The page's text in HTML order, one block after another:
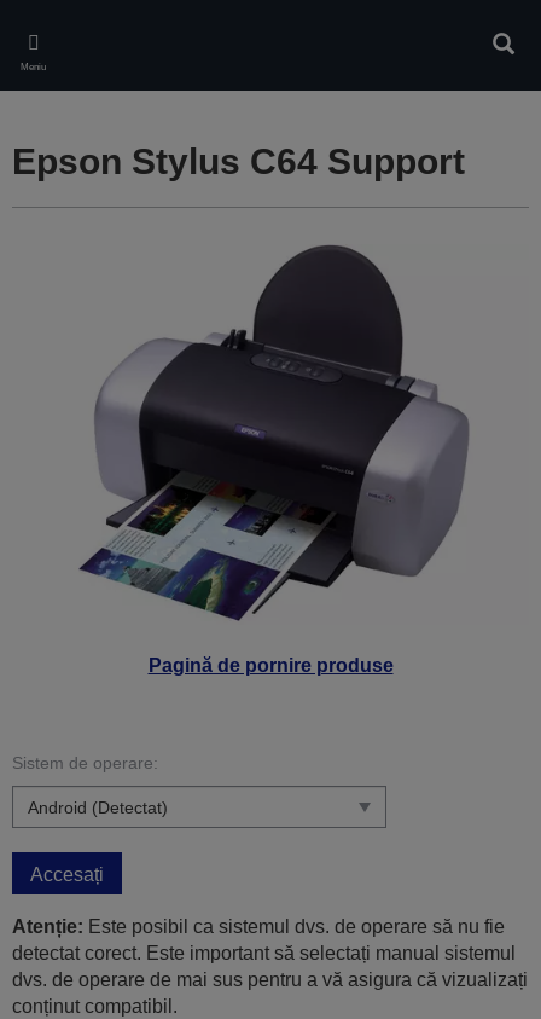
main
content
Meniu
Pagină de pornire produse
Epson Stylus C64 Support
Sistem de operare:
Accesați
Atenție: Este posibil ca sistemul dvs. de operare să nu fie
detectat corect. Este important să selectați manual sistemul
dvs. de operare de mai sus pentru a vă asigura că vizualizați
conținut compatibil.